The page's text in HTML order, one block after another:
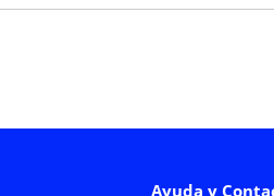
Ayuda y